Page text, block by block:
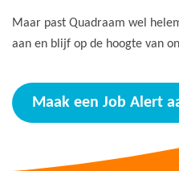
Maar past Quadraam wel
aan en blijf op de hoogte van
Maak een Job Alert